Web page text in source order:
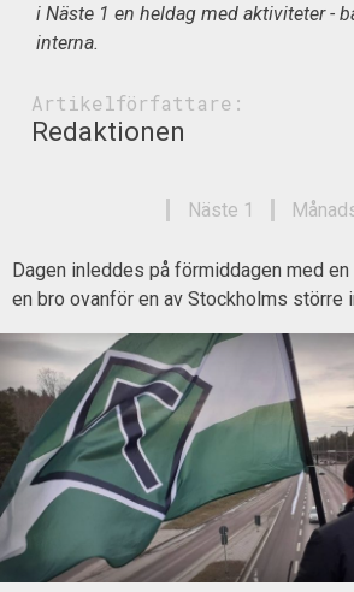
i Näste 1 en heldag med aktiviteter -
interna.
Artikelförfattare:
Redaktionen
Näste 1
Dagen inleddes på förmiddagen med
en bro ovanför en av Stockholms större